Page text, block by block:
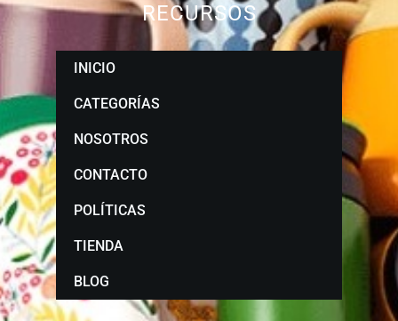
RECURSOS
INICIO
CATEGORÍAS
NOSOTROS
CONTACTO
POLÍTICAS
TIENDA
BLOG